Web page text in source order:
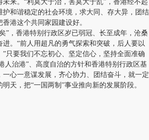
来。“利莫大于治，害莫大于乱”，香港经不起
护和谐稳定的社会环境，求大同、存大异，团结
港这个共同家园建设好。
，香港特别行政区岁已弱冠、长至成年，沧桑
进。“前人用超凡的勇气探索和突破，后人要以
只要我们不忘初心、坚定信心，坚持全面准确
人治港”、高度自治的方针和香港特别行政区基
心一意谋发展，齐心协力、团结奋斗，就一定
天，把“一国两制”事业推向新的发展阶段。